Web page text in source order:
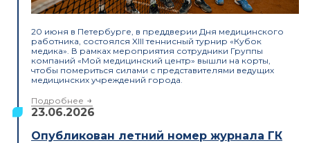
20 июня в Петербурге, в преддверии Дня медицинского
работника, состоялся XIII теннисный турнир «Кубок
медика». В рамках мероприятия сотрудники Группы
компаний «Мой медицинский центр» вышли на корты,
чтобы помериться силами с представителями ведущих
медицинских учреждений города.
Подробнее
23.06.2026
Опубликован летний номер журнала ГК